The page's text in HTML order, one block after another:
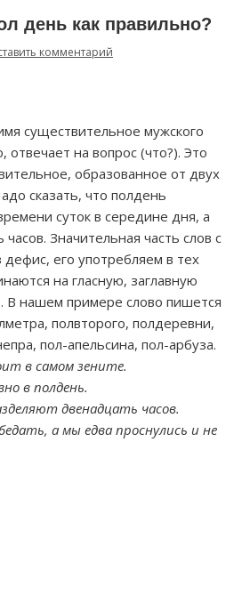
день как правильно?
комментарий
существительное мужского
отвечает на вопрос (что?). Это
образованное от двух
сказать, что полдень
суток в середине дня, а
Значительная часть слов с
его употребляем в тех
на гласную, заглавную
В нашем примере слово пишется
полвторого, полдеревни,
пол-апельсина, пол-арбуза.
в самом зените.
в полдень.
двенадцать часов.
а мы едва проснулись и не